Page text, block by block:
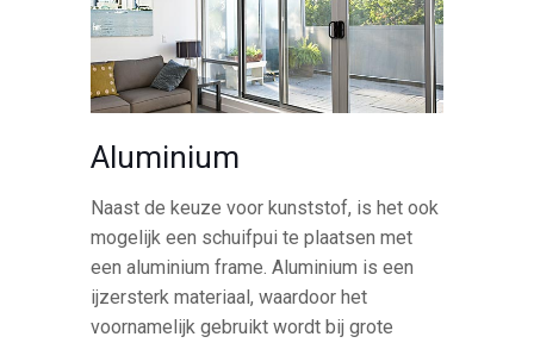
Aluminium
Naast de keuze voor kunststof, is het ook
mogelijk een schuifpui te plaatsen met
een aluminium frame. Aluminium is een
ijzersterk materiaal, waardoor het
voornamelijk gebruikt wordt bij grote